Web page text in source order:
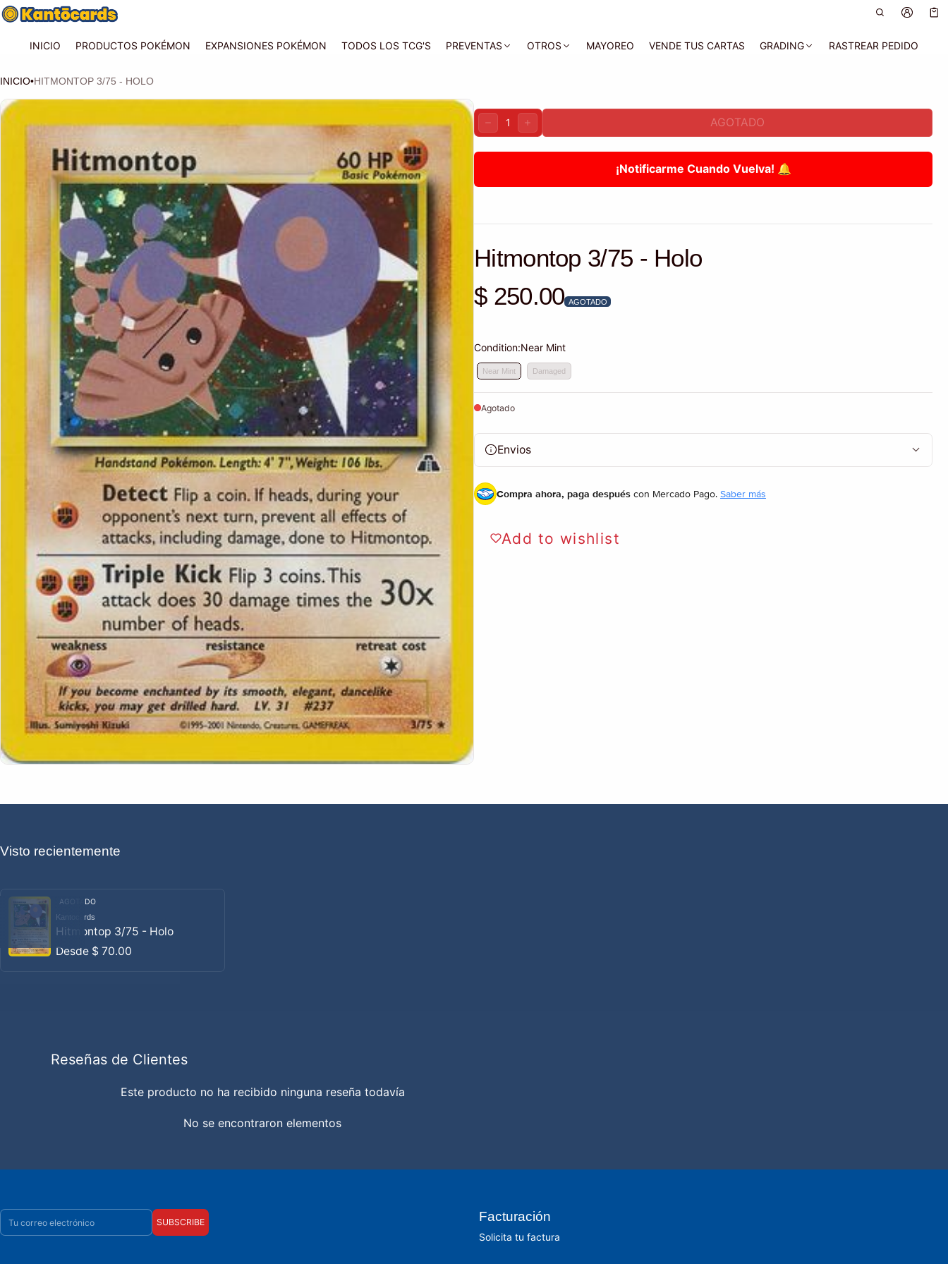
INICIO PRODUCTOS POKÉMON EXPANSIONES POKÉMON TODOS LOS TCG'S PREVENTAS OTROS MAYOREO VENDE TUS CARTAS GRADING RASTREAR PEDIDO
INICIO•HITMONTOP 3/75 - HOLO
DEL PRODUCTO Cantidad:
DISMINUIRAUMENTAR AGOTADO
¡Notificarme Cuando Vuelva! 🔔
Hitmontop 3/75 - Holo
Precio habitual
$ 250.00 AGOTADO
Condition:Near Mint
Near Mint Damaged
Agotado
Envios
Compra ahora, paga después con Mercado Pago. Saber más
Add to wishlist
Visto recientemente
AGOTADO
Proveedor:
Kantocards
Hitmontop 3/75 - Holo
Precio habitual
Desde $ 70.00
Reseñas de Clientes
Este producto no ha recibido ninguna reseña todavía
No se encontraron elementos
Correo electrónico
SUBSCRIBE Facturación
Solicita tu factura